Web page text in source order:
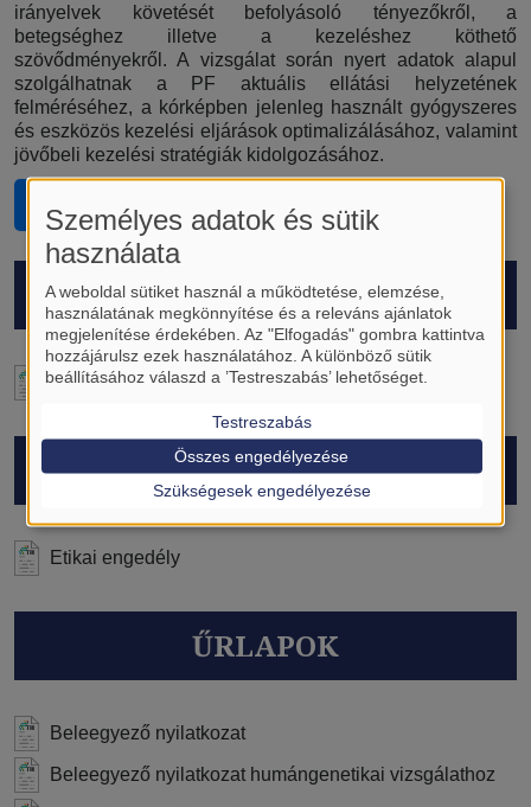
irányelvek követését befolyásoló tényezőkről, a
betegséghez illetve a kezeléshez köthető
szövődményekről. A vizsgálat során nyert adatok alapul
szolgálhatnak a PF aktuális ellátási helyzetének
felméréséhez, a kórképben jelenleg használt gyógyszeres
és eszközös kezelési eljárások optimalizálásához, valamint
jövőbeli kezelési stratégiák kidolgozásához.
Belépés a regiszterbe
PROTOKOLL
RAFFLE Protokoll
ENGEDÉLYEK
Etikai engedély
ŰRLAPOK
Beleegyező nyilatkozat
Beleegyező nyilatkozat humángenetikai vizsgálathoz
Személyes adatok és sütik
használata
A weboldal sütiket használ a működtetése, elemzése,
használatának megkönnyítése és a releváns ajánlatok
megjelenítése érdekében. Az "Elfogadás" gombra kattintva
hozzájárulsz ezek használatához. A különböző sütik
beállításához válaszd a ’Testreszabás’ lehetőséget.
Testreszabás
Szükségesek engedélyezése
Összes engedélyezése